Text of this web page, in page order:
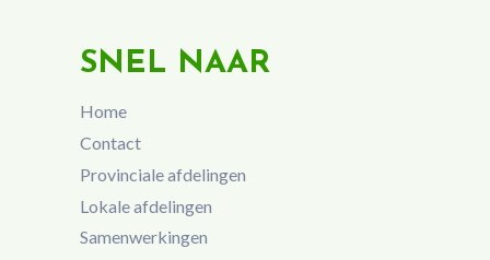
SNEL NAAR
Home
Contact
Provinciale afdelingen
Lokale afdelingen
Samenwerkingen